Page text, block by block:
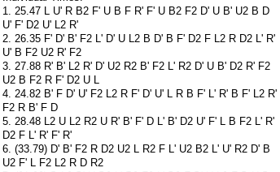
1. 25.47 L U' R B2 F' U B F R' F' U B2 F2 D' U B' U2 B D
U' F' D2 U' L2 R'
2. 26.35 F' D' B' F2 L' D' U L2 B D' B F' D2 F L2 R D2 L' R'
U' B F2 U2 R' F2
3. 27.88 R' B' L2 R' D' U2 R2 B' F2 L' R2 D' U B' D2 R' F2
U2 B F2 R F' D2 U L
4. 24.82 B' F D' U' F2 L2 R F' D' U' L R B F' L' R' B F' L2 R'
F2 R B' F D
5. 28.48 L2 U L2 R2 U R' B' F' D L' B' D2 U' F' L B F2 L' R'
D2 F L' R' F' R'
6. (33.79) D' B' F2 R D2 U2 L R2 F L' U2 B2 L' U' R2 D' B
U2 F' L F2 L2 R D R2